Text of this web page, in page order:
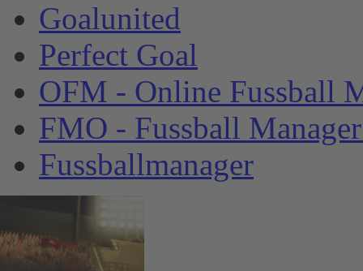
Goalunited
Perfect Goal
OFM - Online Fussball
FMO - Fussball
Fussballmanager